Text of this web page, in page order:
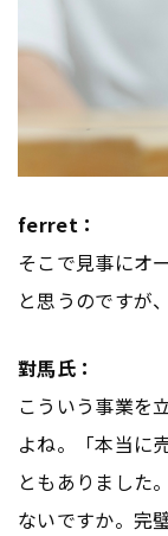
ferret：
そこで見事にオ
と思うのですが
對馬氏：
こういう事業を
よね。「本当に
ともありました
ないですか。完